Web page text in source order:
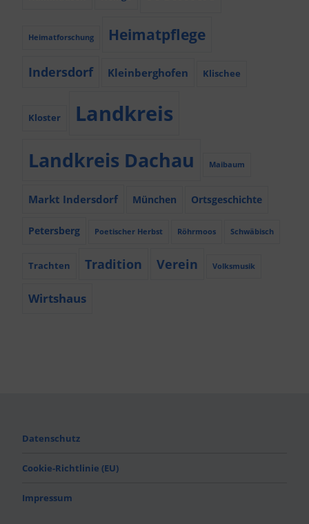
Heimatforschung Heimatpflege
Indersdorf Kleinberghofen Klischee
Kloster Landkreis
Landkreis Dachau Maibaum
Markt Indersdorf München Ortsgeschichte
Petersberg Poetischer Herbst Röhrmoos Schwäbisch
Trachten Tradition Verein Volksmusik
Wirtshaus
Datenschutz
Cookie-Richtlinie (EU)
Impressum